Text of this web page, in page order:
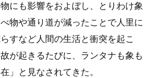
にも影響をおよぼし、とりわけ象
物や通り道が減ったことで人里に
すなど人間の生活と衝突を起こ
が起きるたびに、ランタナも象も
」と見なされてきた。